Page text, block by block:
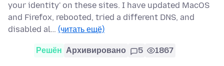
your identity' on these sites. I have updated MacOS
and Firefox, rebooted, tried a different DNS, and
disabled al… (читать ещё)
Решён Архивировано 5 1867